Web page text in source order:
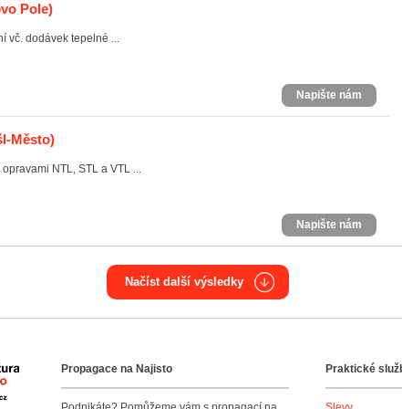
Pole)
vč. dodávek tepelné ...
Napište nám
Město)
NTL, STL a VTL ...
Napište nám
Načíst další výsledky
Agentura NajistoPropagace na Najisto Praktické